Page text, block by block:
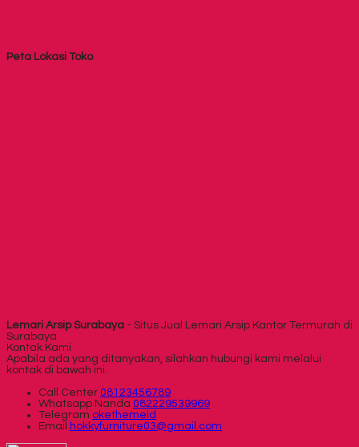
Peta Lokasi Toko
Lemari Arsip Surabaya - Situs Jual Lemari Arsip Kantor Termurah di
Surabaya
Kontak Kami
Apabila ada yang ditanyakan, silahkan hubungi kami melalui
kontak di bawah ini.
Call Center 08123456789
Whatsapp Nanda 082229539969
Telegram okethemeid
Email
hokkyfurniture03@gmail.com